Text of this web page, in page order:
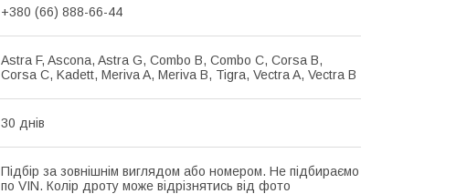
+380 (66) 888-66-44
Astra F, Ascona, Astra G, Combo B, Combo C, Corsa B,
Corsa C, Kadett, Meriva A, Meriva B, Tigra, Vectra A, Vectra B
30 днів
Підбір за зовнішнім виглядом або номером. Не підбираємо
по VIN. Колір дроту може відрізнятись від фото